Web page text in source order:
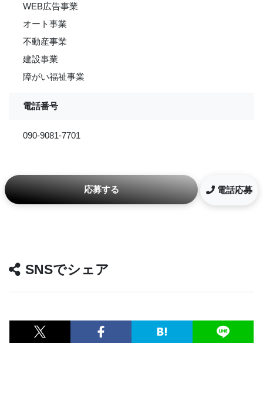
WEB広告事業
オート事業
不動産事業
建設事業
障がい福祉事業
電話番号
090-9081-7701
応募する 電話応募
SNSでシェア